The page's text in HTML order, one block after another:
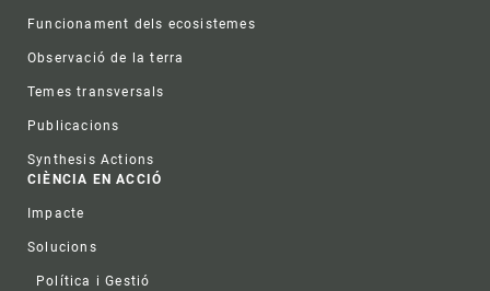
Funcionament dels ecosistemes
Observació de la terra
Temes transversals
Publicacions
Synthesis Actions
CIÈNCIA EN ACCIÓ
Impacte
Solucions
Política i Gestió